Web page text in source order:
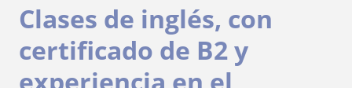
Clases de inglés, con
certificado de B2 y
experiencia en el